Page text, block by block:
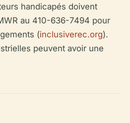
handicapés doivent
au 410-636-7494 pour
(inclusiverec.org).
peuvent avoir une